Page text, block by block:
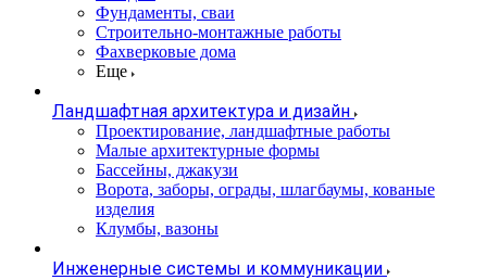
Фундаменты, сваи
Строительно-монтажные работы
Фахверковые дома
Еще
Ландшафтная архитектура и дизайн
Проектирование, ландшафтные работы
Малые архитектурные формы
Бассейны, джакузи
Ворота, заборы, ограды, шлагбаумы, кованые
изделия
Клумбы, вазоны
Инженерные системы и коммуникации